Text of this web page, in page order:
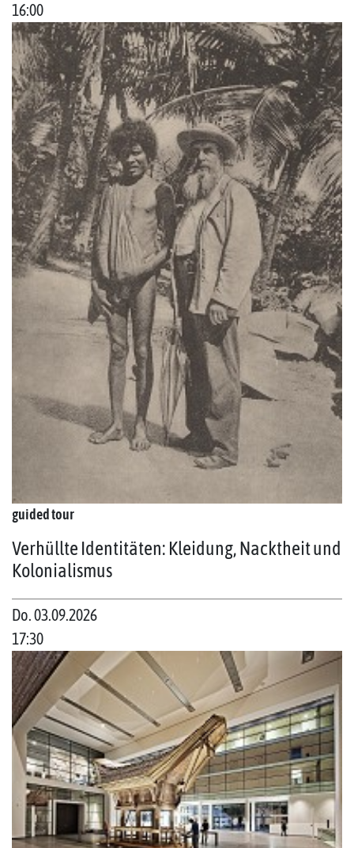
16:00
guided tour
Verhüllte Identitäten: Kleidung, Nacktheit und
Kolonialismus
Do. 03.09.2026
17:30